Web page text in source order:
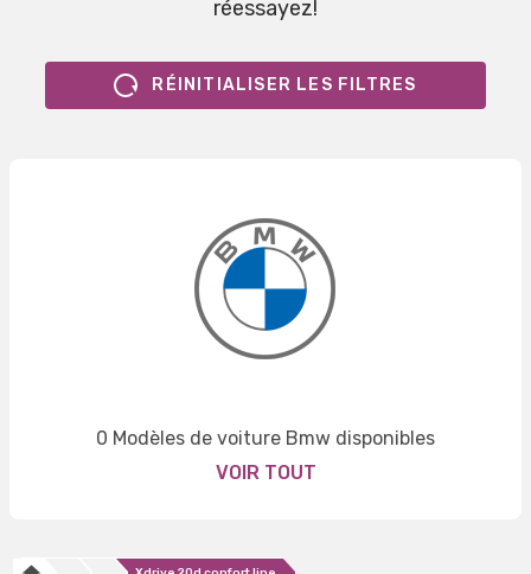
réessayez!
RÉINITIALISER LES FILTRES
0 Modèles de voiture Bmw disponibles
VOIR TOUT